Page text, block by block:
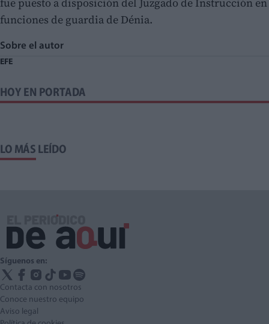
funciones de guardia de Dénia.
Sobre el autor
EFE
HOY EN PORTADA
LO MÁS LEÍDO
Síguenos en:
Contacta con nosotros
Conoce nuestro equipo
Aviso legal